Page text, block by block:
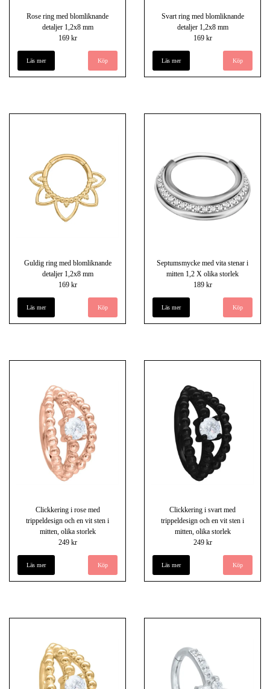
Rose ring med blomliknande
detaljer 1,2x8 mm
169 kr
Läs mer
Svart ring med blomliknande
detaljer 1,2x8 mm
169 kr
Läs mer
Guldig ring med blomliknande
detaljer 1,2x8 mm
169 kr
Läs mer
Septumsmycke med vita stenar i
mitten 1,2 X olika storlek
189 kr
Läs mer Köp
Clickkering i rose med
trippeldesign och en vit sten i
mitten, olika storlek
249 kr
Läs mer Köp
Clickkering i svart med
trippeldesign och en vit sten i
mitten, olika storlek
249 kr
Läs mer Köp